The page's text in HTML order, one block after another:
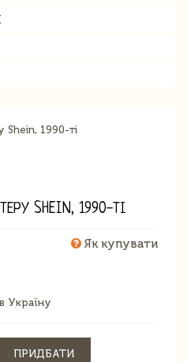
SHEIN, 1990-ТІ
Як купувати
Україну
ПРИДБАТИ